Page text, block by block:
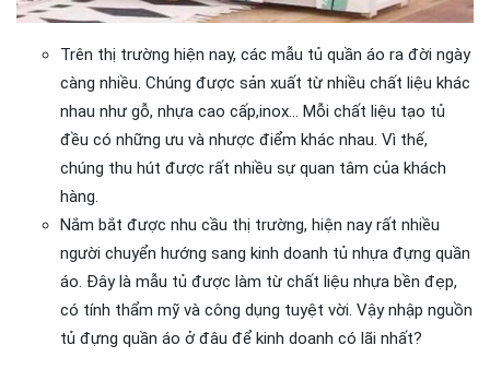
Trên thị trường hiện nay, các mẫu tủ quần áo ra đời ngày
càng nhiều. Chúng được sản xuất từ nhiều chất liệu khác
nhau như gỗ, nhựa cao cấp,inox… Mỗi chất liệu tạo tủ
đều có những ưu và nhược điểm khác nhau. Vì thế,
chúng thu hút được rất nhiều sự quan tâm của khách
hàng.
Nắm bắt được nhu cầu thị trường, hiện nay rất nhiều
người chuyển hướng sang kinh doanh tủ nhựa đựng quần
áo. Đây là mẫu tủ được làm từ chất liệu nhựa bền đẹp,
có tính thẩm mỹ và công dụng tuyệt vời. Vậy nhập nguồn
tủ đựng quần áo ở đâu để kinh doanh có lãi nhất?